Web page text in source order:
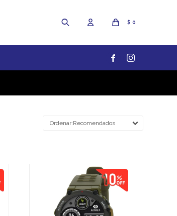
$ 0
 
Recomendados